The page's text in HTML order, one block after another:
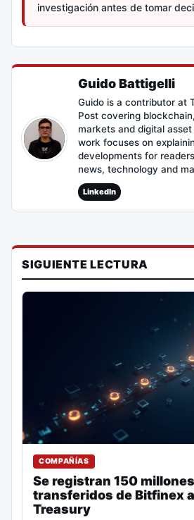
investigación antes de tomar
Guido Battigelli
Guido is a contributor at
Post covering
markets and digital
work focuses on
developments for
news, technology and
LinkedIn
SIGUIENTE LECTURA
COMPAÑÍAS
Se registran 150 millones
transferidos de Bitfinex
Treasury